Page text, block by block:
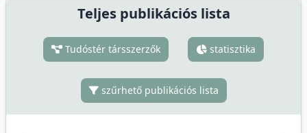
Teljes publikációs lista
Tudóstér társszerzők statisztika
szűrhető publikációs lista